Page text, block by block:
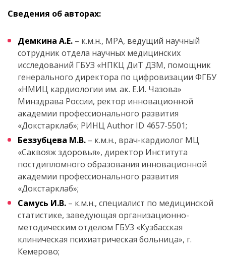
Сведения об авторах:
Демкина А.Е. – к.м.н., МРА, ведущий научный
сотрудник отдела научных медицинских
исследований ГБУЗ «НПКЦ ДиТ ДЗМ, помощник
генерального директора по цифровизации ФГБУ
«НМИЦ кардиологии им. ак. Е.И. Чазова»
Минздрава России, ректор инновационной
академии профессионального развития
«Докстарклаб»; РИНЦ Author ID 4657-5501;
Беззубцева М.В. – к.м.н., врач-кардиолог МЦ
«Саквояж здоровья», директор Института
постдипломного образования инновационной
академии профессионального развития
«Докстарклаб»;
Самусь И.В. – к.м.н., специалист по медицинской
статистике, заведующая организационно-
методическим отделом ГБУЗ «Кузбасская
клиническая психиатрическая больница», г.
Кемерово;